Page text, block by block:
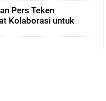
Pers Teken
Kolaborasi untuk